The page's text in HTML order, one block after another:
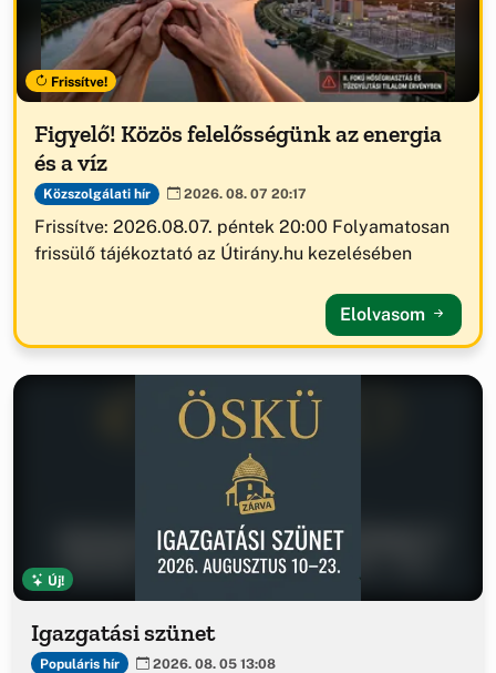
Frissítve!
Figyelő! Közös felelősségünk az energia
és a víz
Közszolgálati hír 2026. 08. 07 20:17
Frissítve: 2026.08.07. péntek 20:00 Folyamatosan
frissülő tájékoztató az Útirány.hu kezelésében
Elolvasom
Új!
Igazgatási szünet
Populáris hír 2026. 08. 05 13:08